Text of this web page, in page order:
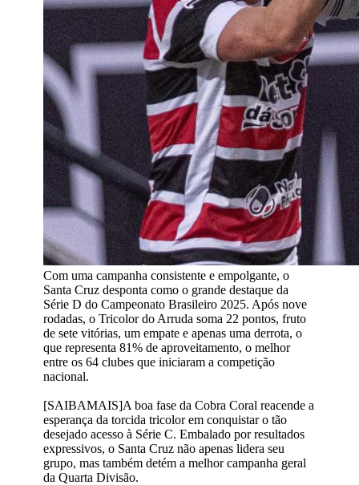
Com uma campanha consistente e empolgante, o
Santa Cruz desponta como o grande destaque da
Série D do Campeonato Brasileiro 2025. Após nove
rodadas, o Tricolor do Arruda soma 22 pontos, fruto
de sete vitórias, um empate e apenas uma derrota, o
que representa 81% de aproveitamento, o melhor
entre os 64 clubes que iniciaram a competição
nacional.
[SAIBAMAIS]A boa fase da Cobra Coral reacende a
esperança da torcida tricolor em conquistar o tão
desejado acesso à Série C. Embalado por resultados
expressivos, o Santa Cruz não apenas lidera seu
grupo, mas também detém a melhor campanha geral
da Quarta Divisão.